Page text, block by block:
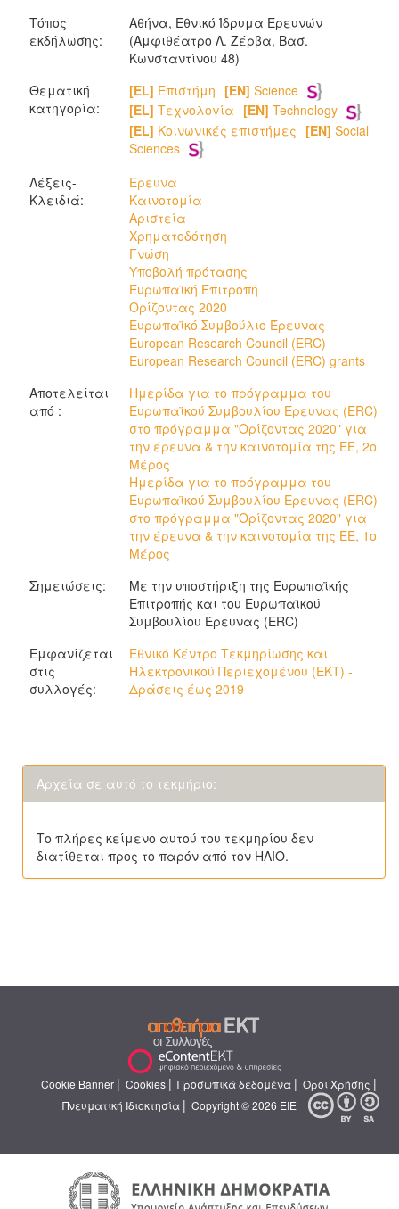
Τόπος
εκδήλωσης:
Αθήνα, Εθνικό Ίδρυμα Ερευνών
(Αμφιθέατρο Λ. Ζέρβα, Bασ.
Κωνσταντίνου 48)
Θεματική
κατηγορία:
[EL] Επιστήμη [EN] Science
[EL] Τεχνολογία [EN] Technology
[EL] Κοινωνικές επιστήμες [EN] Social
Sciences
Λέξεις-
Κλειδιά:
Έρευνα
Καινοτομία
Αριστεία
Χρηματοδότηση
Γνώση
Υποβολή πρότασης
Ευρωπαϊκή Επιτροπή
Ορίζοντας 2020
Ευρωπαϊκό Συμβούλιο Έρευνας
European Research Council (ERC)
European Research Council (ERC) grants
Αποτελείται
από :
Ημερίδα για το πρόγραμμα του
Ευρωπαϊκού Συμβουλίου Έρευνας (ERC)
στο πρόγραμμα "Oρίζοντας 2020" για
την έρευνα & την καινοτομία της ΕΕ, 2ο
Μέρος
Ημερίδα για το πρόγραμμα του
Ευρωπαϊκού Συμβουλίου Έρευνας (ERC)
στο πρόγραμμα "Oρίζοντας 2020" για
την έρευνα & την καινοτομία της ΕΕ, 1ο
Μέρος
Σημειώσεις:
Με την υποστήριξη της Ευρωπαϊκής
Επιτροπής και του Ευρωπαϊκού
Συμβουλίου Έρευνας (ERC)
Εμφανίζεται
στις
συλλογές:
Εθνικό Κέντρο Τεκμηρίωσης και
Ηλεκτρονικού Περιεχομένου (ΕΚΤ) -
Δράσεις έως 2019
Αρχεία σε αυτό το τεκμήριο:
Το πλήρες κείμενο αυτού του τεκμηρίου δεν
διατίθεται προς το παρόν από τον ΗΛΙΟ.
Cookie Banner | Cookies | Προσωπικά δεδομένα | Όροι Χρήσης |
Πνευματική Ιδιοκτησία | Copyright © 2026 ΕΙΕ